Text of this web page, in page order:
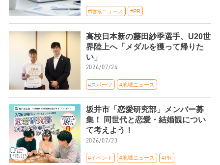
#地域ニュース #PR
高校日本新の藤田紗季選手、U20世
界陸上へ「メダルを獲って帰りた
い」
2026/07/24
#スポーツ #地域ニュース
坂井市「恋愛研究部」メンバー募
集！ 同世代と恋愛・結婚観につい
て考えよう！
2026/07/23
#イベント #地域ニュース #PR